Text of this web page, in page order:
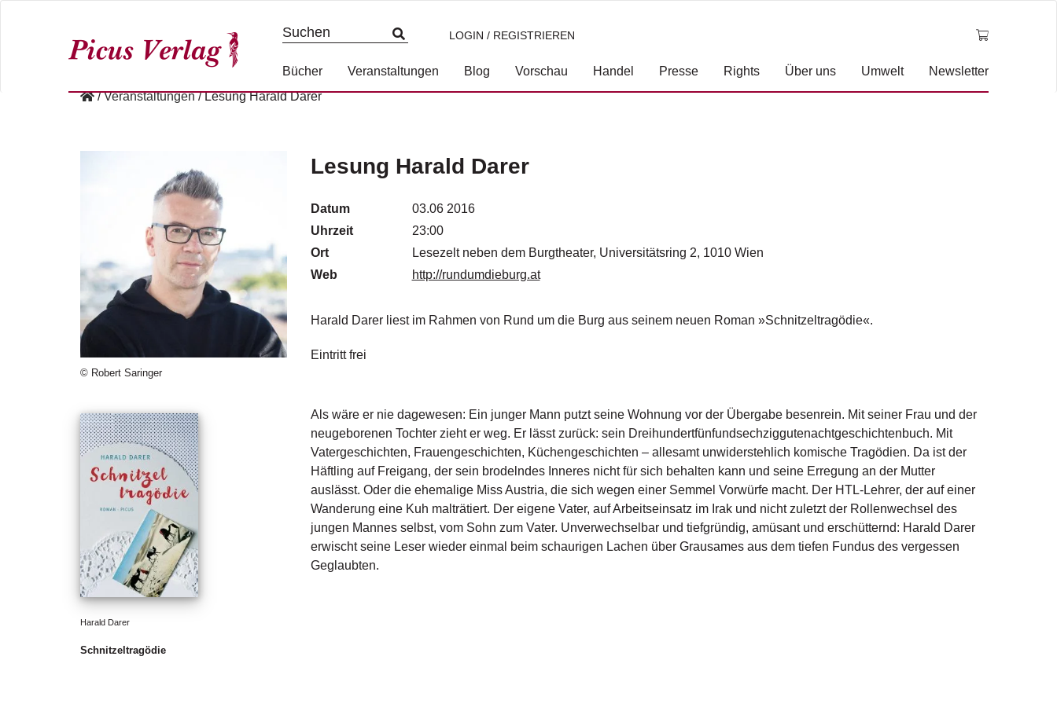
LOGIN / REGISTRIEREN
Bücher Veranstaltungen Blog Vorschau Handel Presse Rights Über uns Umwelt
Newsletter
/ Veranstaltungen / Lesung Harald Darer
Lesung Harald Darer
Datum
03.06 2016
Uhrzeit
23:00
Ort
Lesezelt neben dem Burgtheater, Universitätsring 2, 1010 Wien
Web
http://rundumdieburg.at
Harald Darer liest im Rahmen von Rund um die Burg aus seinem neuen Roman »Schnitzeltragödie«.
Eintritt frei
Als wäre er nie dagewesen: Ein junger Mann putzt seine Wohnung vor der Übergabe besenrein. Mit seiner Frau und der
neugeborenen Tochter zieht er weg. Er lässt zurück: sein Dreihundertfünfundsechziggutenachtgeschichtenbuch. Mit
Vatergeschichten, Frauengeschichten, Küchengeschichten – allesamt unwiderstehlich komische Tragödien. Da ist der
Häftling auf Freigang, der sein brodelndes Inneres nicht für sich behalten kann und seine Erregung an der Mutter
auslässt. Oder die ehemalige Miss Austria, die sich wegen einer Semmel Vorwürfe macht. Der HTL-Lehrer, der auf einer
Wanderung eine Kuh malträtiert. Der eigene Vater, auf Arbeitseinsatz im Irak und nicht zuletzt der Rollenwechsel des
jungen Mannes selbst, vom Sohn zum Vater. Unverwechselbar und tiefgründig, amüsant und erschütternd: Harald Darer
erwischt seine Leser wieder einmal beim schaurigen Lachen über Grausames aus dem tiefen Fundus des vergessen
Geglaubten.
© Robert Saringer
Harald Darer
Schnitzeltragödie